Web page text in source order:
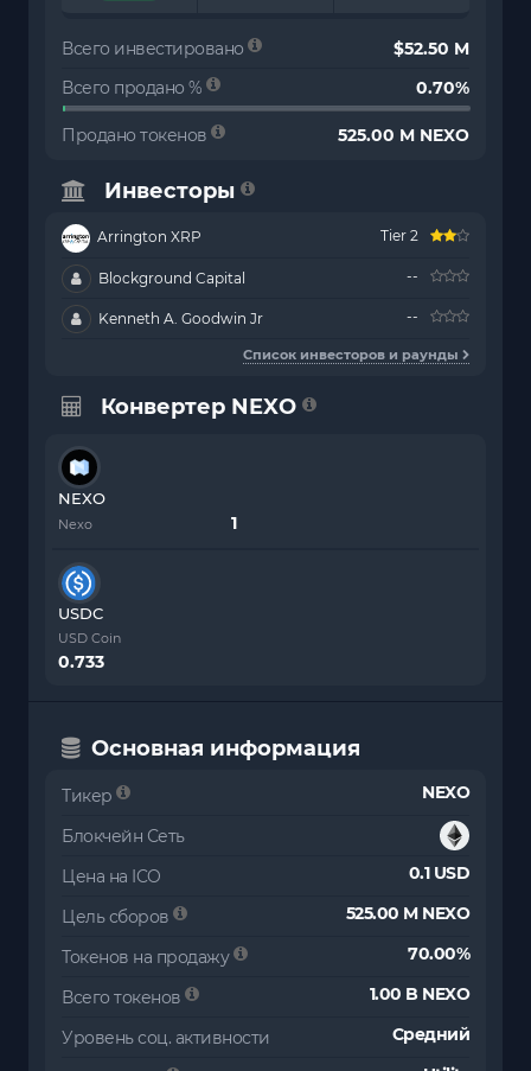
Всего инвестировано
$52.50 M
Всего продано %
0.70%
Продано токенов 525.00 M NEXO
Инвесторы
Arrington XRP Tier 2
Blockground Capital --
Kenneth A. Goodwin Jr --
Список инвесторов и раунды
Конвертер NEXO
NEXO
Nexo
USDC
USD Coin
0.733
Основная информация
Тикер NEXO
Блокчейн Сеть
Цена на ICO
0.1 USD
Цель сборов 525.00 M NEXO
Токенов на продажу 70.00%
Всего токенов 1.00 B NEXO
Уровень соц. активности Средний